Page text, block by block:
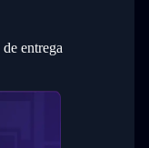
entrega